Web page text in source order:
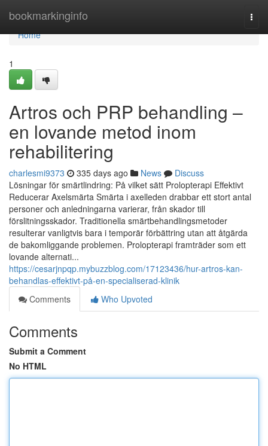
bookmarkinginfo
Home
Home
1
Artros och PRP behandling –
en lovande metod inom
rehabilitering
charlesmi9373 335 days ago News
Discuss
Lösningar för smärtlindring: På vilket sätt Prolopterapi Effektivt
Reducerar Axelsmärta Smärta i axelleden drabbar ett stort antal
personer och anledningarna varierar, från skador till
förslitningsskador. Traditionella smärtbehandlingsmetoder
resulterar vanligtvis bara i temporär förbättring utan att åtgärda
de bakomliggande problemen. Prolopterapi framträder som ett
lovande alternati...
https://cesarjnpqp.mybuzzblog.com/17123436/hur-artros-kan-
behandlas-effektivt-på-en-specialiserad-klinik
Comments
Who Upvoted
Comments
Submit a Comment
No HTML